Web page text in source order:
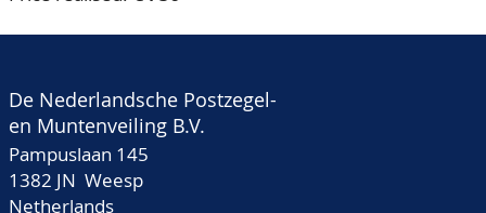
De Nederlandsche Postzegel-
en Muntenveiling B.V.
Pampuslaan 145
1382 JN Weesp
Netherlands